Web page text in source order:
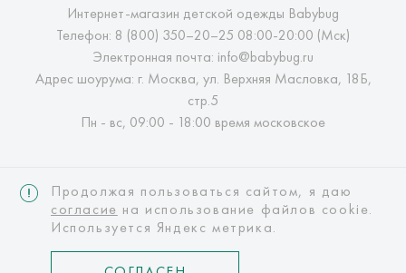
Интернет-магазин детской одежды Babybug
Телефон: 8 (800) 350–20–25 08:00-20:00 (Мск)
Электронная почта: info@babybug.ru
Адрес шоурума: г. Москва, ул. Верхняя Масловка, 18Б,
стр.5
Пн - вс, 09:00 - 18:00 время московское
Интернет-магазин детской одежды Babybug
Продолжая пользоваться сайтом, я даю
согласие на использование файлов cookie.
Используется Яндекс метрика.